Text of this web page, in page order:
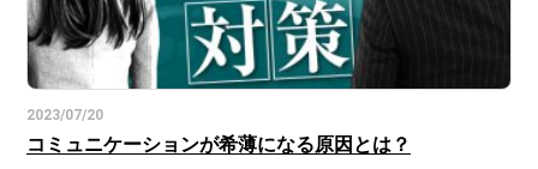
2023/07/20
コミュニケーションが希薄になる原因とは？